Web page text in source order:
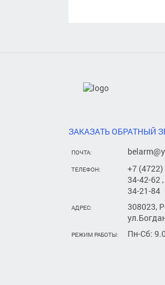
ЗАКАЗАТЬ ОБРАТНЫЙ
ПОЧТА:
ТЕЛЕФОН:
+7 (4722)
34-42-62
34-21-84
АДРЕС:
308023,
РЕЖИМ РАБОТЫ: Пн-Сб: